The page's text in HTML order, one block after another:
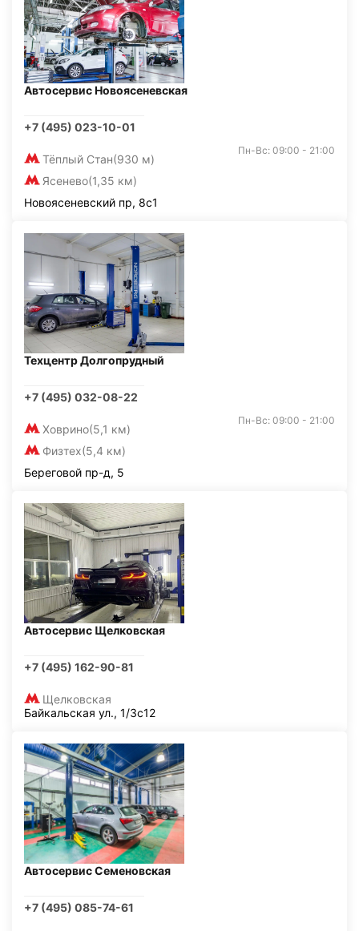
Автосервис Новоясеневская
+7 (495) 023-10-01
Тёплый Стан(930 м)
Ясенево(1,35 км)
Пн-Вс: 09:00 - 21:00
Новоясеневский пр, 8с1
Техцентр Долгопрудный
+7 (495) 032-08-22
Ховрино(5,1 км)
Физтех(5,4 км)
Пн-Вс: 09:00 - 21:00
Береговой пр-д, 5
Автосервис Щелковская
+7 (495) 162-90-81
Щелковская
Байкальская ул., 1/3с12
Автосервис Семеновская
+7 (495) 085-74-61